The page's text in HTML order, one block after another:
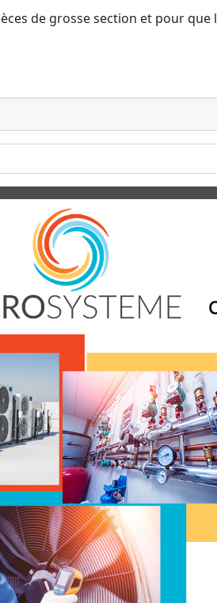
de grosse section et pour